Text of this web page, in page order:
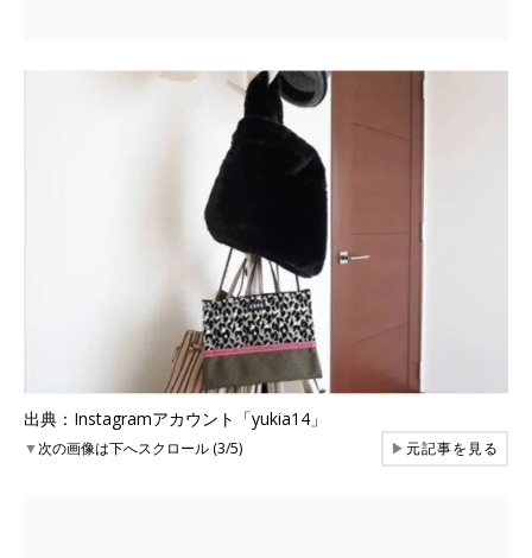
出典：Instagramアカウント「yukia14」
▼次の画像は下へスクロール (3/5) ▶元記事を見る